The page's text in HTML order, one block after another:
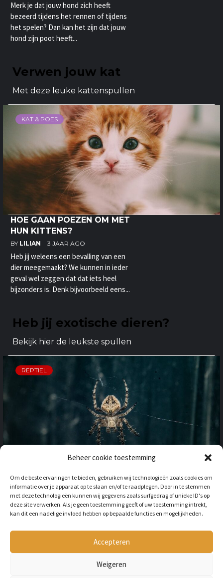
Beheer cookie toestemming
Om de beste ervaringen te bieden, gebruiken wij technologieën zoals cookies om
informatie over je apparaat op te slaan en/of te raadplegen. Door in te stemmen
met deze technologieën kunnen wij gegevens zoals surfgedrag of unieke ID's op
deze site verwerken. Als je geen toestemming geeft of uw toestemming intrekt,
kan dit een nadelige invloed hebben op bepaalde functies en mogelijkheden.
Accepteren
Weigeren
Merk je dat jouw hond zich heeft
bezeerd tijdens het rennen of tijdens
het spelen? Dan kan het zijn dat jouw
hond zijn poot heeft...
Verwen jouw kat
Met deze leuke kattenspullen
KAT & POES
HOE GAAN POEZEN OM MET
HUN KITTENS?
BY LILIAN 3 JAAR AGO
Heb jij weleens een bevalling van een
dier meegemaakt? We kunnen in ieder
geval wel zeggen dat dat iets heel
bijzonders is. Denk bijvoorbeeld eens...
Heb jij exotische dieren?
Bekijk hier de leukste spullen
REPTIEL
BUITENLAND: HOE HOUD JE
REKENING MET
ONGEWENSTE DIEREN?
BY LILIAN 3 JAAR AGO
Als je op vakantie gaat naar het
buitenland, is niet alleen het cultuur en
de temperatuur anders, ook kan het zijn
dat er verschillende dieren...